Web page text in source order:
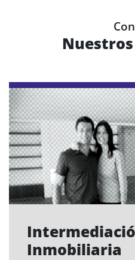
Inmobiliaria